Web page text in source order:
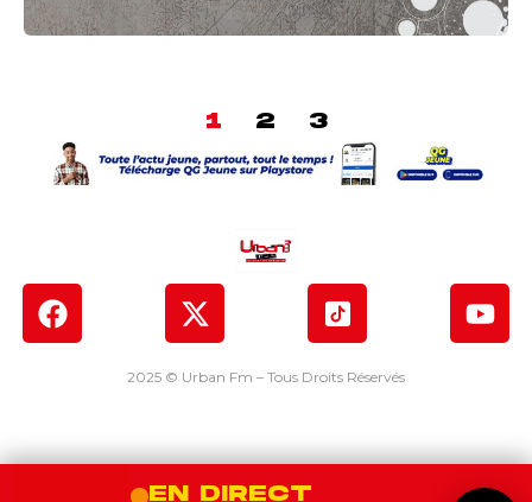
1 2 3
2025 © Urban Fm – Tous Droits Réservés
EN DIRECT